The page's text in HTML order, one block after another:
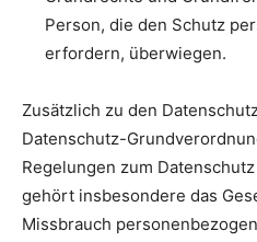
Person, die den Schutz
erfordern, überwiegen.
Zusätzlich zu den
Datenschutz-
Regelungen zum
gehört insbesondere das
Missbrauch